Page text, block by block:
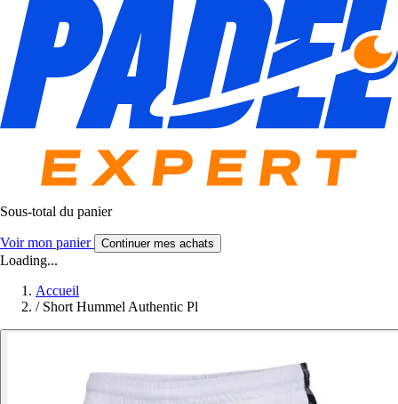
Sous-total du panier
Voir mon panier Continuer mes achats
Loading...
Accueil
/ Short Hummel Authentic Pl